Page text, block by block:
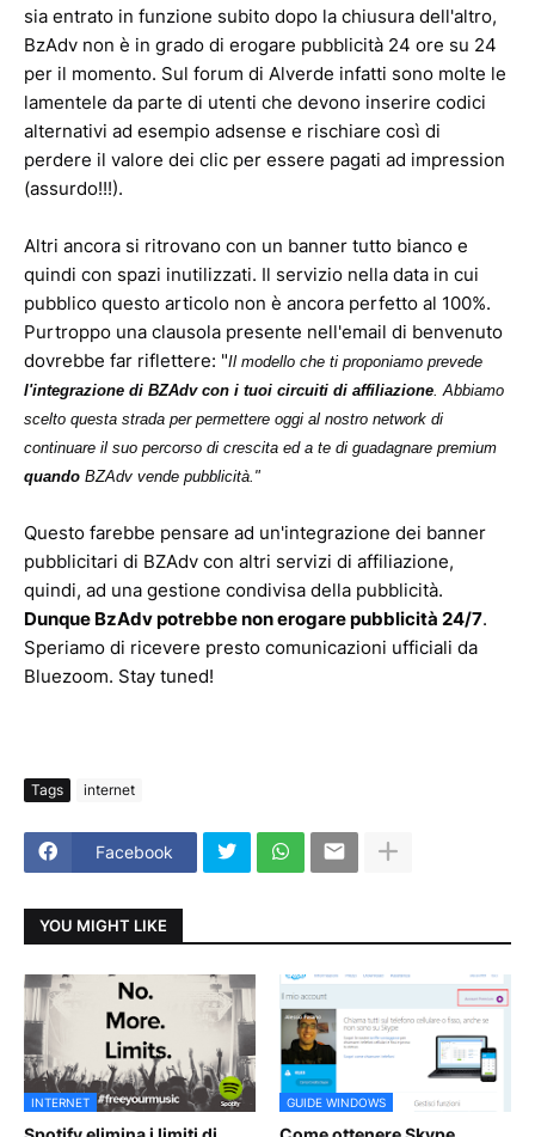
sia entrato in funzione subito dopo la chiusura dell'altro,
BzAdv non è in grado di erogare pubblicità 24 ore su 24
per il momento. Sul forum di Alverde infatti sono molte le
lamentele da parte di utenti che devono inserire codici
alternativi ad esempio adsense e rischiare così di
perdere il valore dei clic per essere pagati ad impression
(assurdo!!!).
Altri ancora si ritrovano con un banner tutto bianco e
quindi con spazi inutilizzati. Il servizio nella data in cui
pubblico questo articolo non è ancora perfetto al 100%.
Purtroppo una clausola presente nell'email di benvenuto
dovrebbe far riflettere: "Il modello che ti proponiamo prevede
l'integrazione di BZAdv con i tuoi circuiti di affiliazione . Abbiamo
scelto questa strada per permettere oggi al nostro network di
continuare il suo percorso di crescita ed a te di guadagnare premium
quando BZAdv vende pubblicità."
Questo farebbe pensare ad un'integrazione dei banner
pubblicitari di BZAdv con altri servizi di affiliazione,
quindi, ad una gestione condivisa della pubblicità.
Dunque BzAdv potrebbe non erogare pubblicità 24/7.
Speriamo di ricevere presto comunicazioni ufficiali da
Bluezoom. Stay tuned!
Tags internet
Facebook
YOU MIGHT LIKE
INTERNET GUIDE WINDOWS